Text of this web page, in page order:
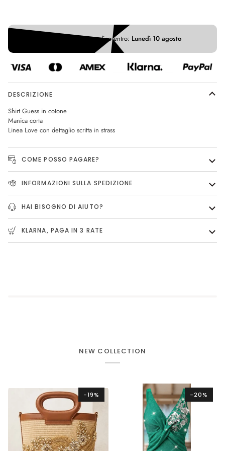
Ricevi il tuo ordine entro: Lunedì 10 agosto
DESCRIZIONE
Shirt Guess in cotone
Manica corta
Linea Love con dettaglio scritta in strass
COME POSSO PAGARE?
INFORMAZIONI SULLA SPEDIZIONE
HAI BISOGNO DI AIUTO?
KLARNA, PAGA IN 3 RATE
NEW COLLECTION
-19% -20%